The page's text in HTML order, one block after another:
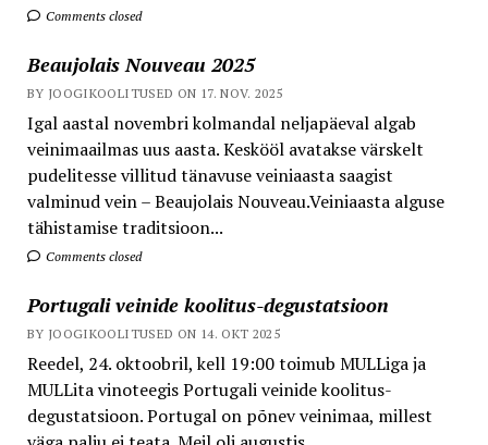
Comments closed
Beaujolais Nouveau 2025
BY JOOGIKOOLITUSED ON 17. NOV. 2025
Igal aastal novembri kolmandal neljapäeval algab
veinimaailmas uus aasta. Keskööl avatakse värskelt
pudelitesse villitud tänavuse veiniaasta saagist
valminud vein – Beaujolais Nouveau.Veiniaasta alguse
tähistamise traditsioon...
Comments closed
Portugali veinide koolitus-degustatsioon
BY JOOGIKOOLITUSED ON 14. OKT 2025
Reedel, 24. oktoobril, kell 19:00 toimub MULLiga ja
MULLita vinoteegis Portugali veinide koolitus-
degustatsioon. Portugal on põnev veinimaa, millest